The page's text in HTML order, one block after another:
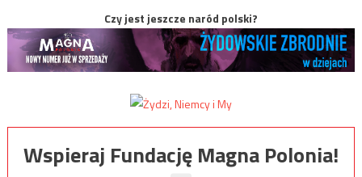
Czy jest jeszcze naród polski?
Wspieraj Fundację Magna Polonia!